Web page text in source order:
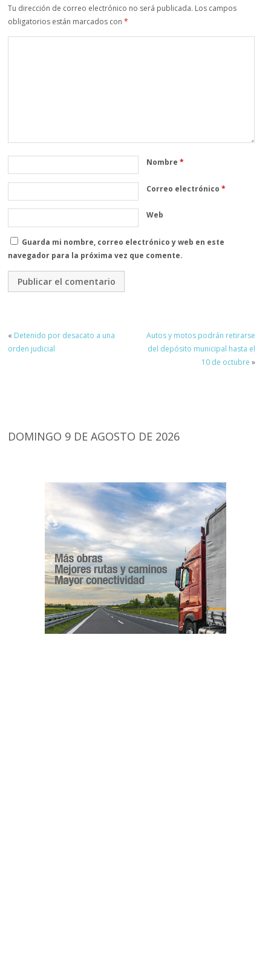
Tu dirección de correo electrónico no será publicada. Los campos
obligatorios están marcados con*
Nombre*
Correo electrónico*
Web
Guarda mi nombre, correo electrónico y web en este
navegador para la próxima vez que comente.
« Detenido por desacato a una
orden judicial
Autos y motos podrán retirarse
del depósito municipal hasta el
10 de octubre »
DOMINGO 9 DE AGOSTO DE 2026